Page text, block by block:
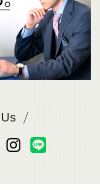
をフォロー
オ
オ